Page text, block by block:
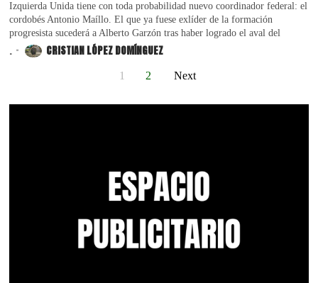
Izquierda Unida tiene con toda probabilidad nuevo coordinador federal: el
cordobés Antonio Maíllo. El que ya fuese exlíder de la formación
progresista sucederá a Alberto Garzón tras haber logrado el aval del
. CRISTIAN LÓPEZ DOMÍNGUEZ
1 2 Next